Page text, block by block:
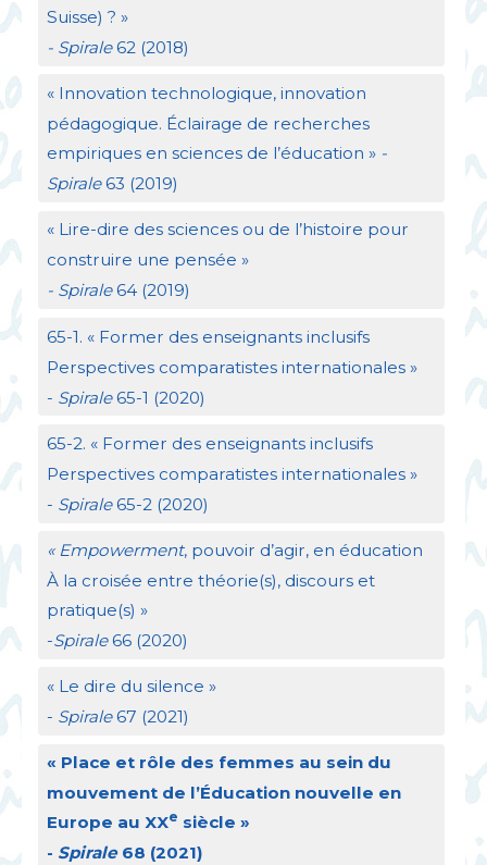
Suisse) ? »
- Spirale62 (2018)
« Innovation technologique, innovation
pédagogique. Éclairage de recherches
empiriques en sciences de l’éducation » -
Spirale63 (2019)
« Lire-dire des sciences ou de l’histoire pour
construire une pensée »
- Spirale64 (2019)
65-1. « Former des enseignants inclusifs
Perspectives comparatistes internationales »
- Spirale65-1 (2020)
65-2. « Former des enseignants inclusifs
Perspectives comparatistes internationales »
- Spirale65-2 (2020)
« Empowerment, pouvoir d’agir, en éducation
À la croisée entre théorie(s), discours et
pratique(s) »
-Spirale66 (2020)
« Le dire du silence »
- Spirale67 (2021)
« Place et rôle des femmes au sein du
mouvement de l’Éducation nouvelle en
Europe au XXe siècle »
- Spirale68 (2021)